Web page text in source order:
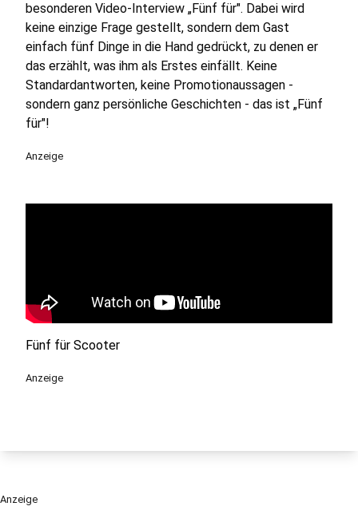
besonderen Video-Interview „Fünf für". Dabei wird
keine einzige Frage gestellt, sondern dem Gast
einfach fünf Dinge in die Hand gedrückt, zu denen er
das erzählt, was ihm als Erstes einfällt. Keine
Standardantworten, keine Promotionaussagen -
sondern ganz persönliche Geschichten - das ist „Fünf
für"!
Anzeige
Fünf für Scooter
Anzeige
Anzeige